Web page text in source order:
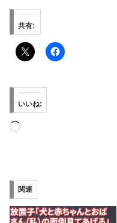
共有:
いいね:
読
み
中…
関連